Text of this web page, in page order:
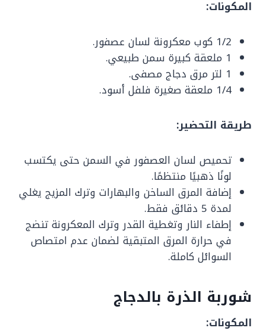
المكونات:
1/2 كوب معكرونة لسان عصفور.
1 ملعقة كبيرة سمن طبيعي.
1 لتر مرق دجاج مصفى.
1/4 ملعقة صغيرة فلفل أسود.
طريقة التحضير:
تحميص لسان العصفور في السمن حتى يكتسب
لونًا ذهبيًا منتظمًا.
إضافة المرق الساخن والبهارات وترك المزيج يغلي
لمدة 5 دقائق فقط.
إطفاء النار وتغطية القدر وترك المعكرونة تنضج
في حرارة المرق المتبقية لضمان عدم امتصاص
السوائل كاملة.
شوربة الذرة بالدجاج
المكونات: